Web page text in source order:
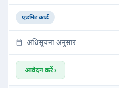
एडमिट कार्ड
अधिसूचना अनुसार
आवेदन करें ›